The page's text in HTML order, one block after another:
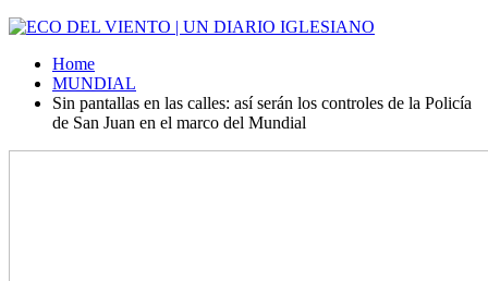
Home
MUNDIAL
Sin pantallas en las calles: así serán los controles de la Policía
de San Juan en el marco del Mundial